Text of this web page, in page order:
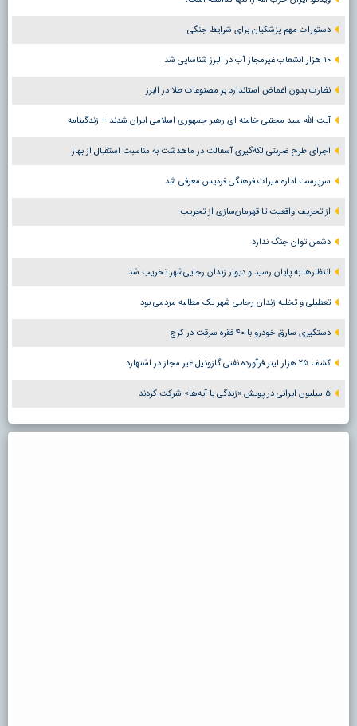
دستورات مهم پزشکیان برای شرایط جنگی
۱۰ هزار انشعاب غیرمجاز آب در البرز شناسایی شد
نظارت بدون اغماض استاندارد بر مصنوعات طلا در البرز
آیت الله سید مجتبی خامنه ای رهبر جمهوری اسلامی ایران شدند + زندگینامه
اجرای طرح ضربتی لکه‌گیری آسفالت در ماهدشت به مناسبت استقبال از بهار
سرپرست اداره میراث فرهنگی فردیس معرفی شد
از تحریف واقعیت تا قهرمان‌سازی از تخریب
دشمن توان جنگ ندارد
انتظارها به پایان رسید و دیوار زندان رجایی‌شهر تخریب شد
تعطیلی و تخلیه زندان رجایی شهر یک مطالبه مردمی بود
دستگیری سارق خودرو با ۴۰ فقره سرقت در کرج
کشف ۲۵ هزار لیتر فرآورده نفتی گازوئیل غیر مجاز در اشتهارد
۵ میلیون ایرانی در پویش «زندگی با آیه‌ها» شرکت کردند